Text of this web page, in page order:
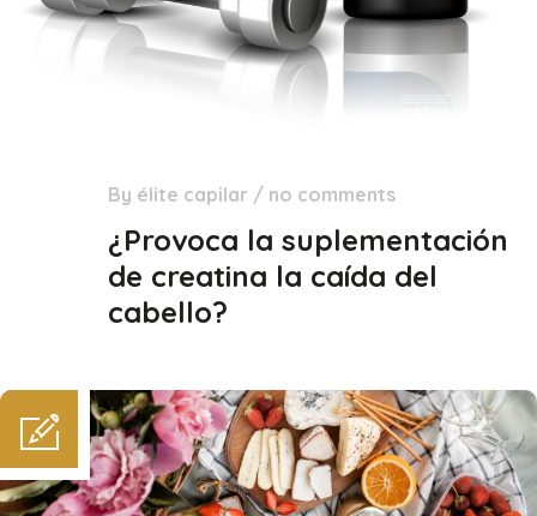
By élite capilar / no comments
¿Provoca la suplementación
de creatina la caída del
cabello?